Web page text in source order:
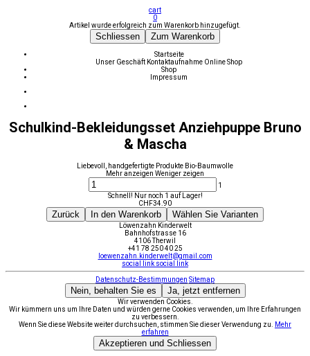
cart
0
Artikel wurde erfolgreich zum Warenkorb hinzugefügt.
Schliessen Zum Warenkorb
Startseite
Unser Geschäft Kontaktaufnahme Online Shop
Shop
Impressum
Schulkind-Bekleidungsset Anziehpuppe Bruno
& Mascha
Liebevoll, handgefertigte Produkte Bio-Baumwolle
Mehr anzeigen Weniger zeigen
1
Schnell! Nur noch 1 auf Lager!
CHF34.90
Zurück In den Warenkorb Wählen Sie Varianten
Löwenzahn Kinderwelt
Bahnhofstrasse 16
4106 Therwil
+41 78 250 40 25
loewenzahn.kinderwelt@gmail.com
social link social link
Datenschutz-Bestimmungen Sitemap
Nein, behalten Sie es Ja, jetzt entfernen
Wir verwenden Cookies.
Wir kümmern uns um Ihre Daten und würden gerne Cookies verwenden, um Ihre Erfahrungen
zu verbessern.
Wenn Sie diese Website weiter durchsuchen, stimmen Sie dieser Verwendung zu.
Mehr
erfahren
Akzeptieren und Schliessen